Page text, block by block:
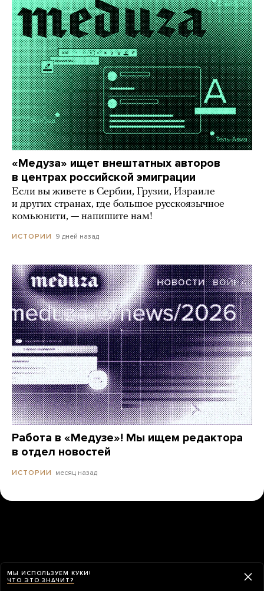
«Медуза» ищет внештатных авторов
в центрах российской эмиграции
Если вы живете в Сербии, Грузии, Израиле
и других странах, где большое русскоязычное
комьюнити, — напишите нам!
ИСТОРИИ 9 дней назад
Работа в «Медузе»! Мы ищем редактора
в отдел новостей
ИСТОРИИ месяц назад
МЫ ИСПОЛЬЗУЕМ КУКИ!
ЧТО ЭТО ЗНАЧИТ?